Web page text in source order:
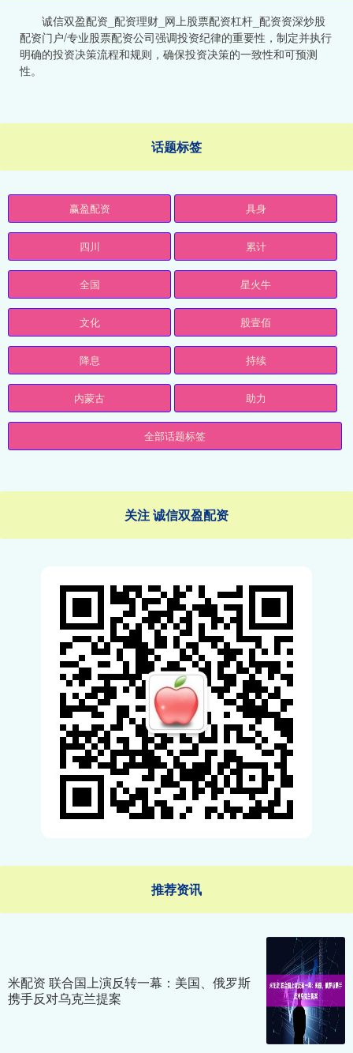
诚信双盈配资_配资理财_网上股票配资杠杆_配资资深炒股
配资门户/专业股票配资公司强调投资纪律的重要性，制定并执行
明确的投资决策流程和规则，确保投资决策的一致性和可预测
性。
话题标签
赢盈配资 具身
四川 累计
全国 星火牛
文化 股壹佰
降息 持续
内蒙古 助力
全部话题标签
关注 诚信双盈配资
推荐资讯
米配资 联合国上演反转一幕：美国、俄罗斯
携手反对乌克兰提案